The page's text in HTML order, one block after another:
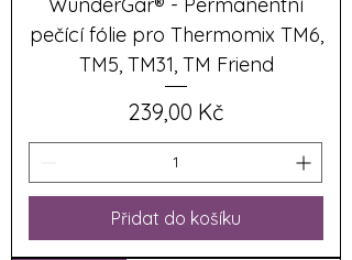
pečící fólie pro Thermomix TM6,
TM5, TM31, TM Friend
Cena
239,00 Kč
Přidat do košíku